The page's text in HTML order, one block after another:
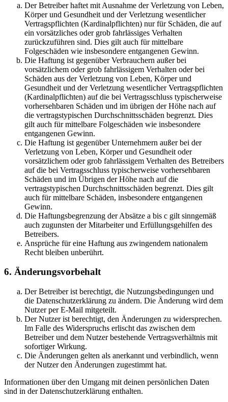
Der Betreiber haftet mit Ausnahme der Verletzung von Leben,
Körper und Gesundheit und der Verletzung wesentlicher
Vertragspflichten (Kardinalpflichten) nur für Schäden, die auf
ein vorsätzliches oder grob fahrlässiges Verhalten
zurückzuführen sind. Dies gilt auch für mittelbare
Folgeschäden wie insbesondere entgangenen Gewinn.
Die Haftung ist gegenüber Verbrauchern außer bei
vorsätzlichem oder grob fahrlässigem Verhalten oder bei
Schäden aus der Verletzung von Leben, Körper und
Gesundheit und der Verletzung wesentlicher Vertragspflichten
(Kardinalpflichten) auf die bei Vertragsschluss typischerweise
vorhersehbaren Schäden und im übrigen der Höhe nach auf
die vertragstypischen Durchschnittsschäden begrenzt. Dies
gilt auch für mittelbare Folgeschäden wie insbesondere
entgangenen Gewinn.
Die Haftung ist gegenüber Unternehmern außer bei der
Verletzung von Leben, Körper und Gesundheit oder
vorsätzlichem oder grob fahrlässigem Verhalten des Betreibers
auf die bei Vertragsschluss typischerweise vorhersehbaren
Schäden und im Übrigen der Höhe nach auf die
vertragstypischen Durchschnittsschäden begrenzt. Dies gilt
auch für mittelbare Schäden, insbesondere entgangenen
Gewinn.
Die Haftungsbegrenzung der Absätze a bis c gilt sinngemäß
auch zugunsten der Mitarbeiter und Erfüllungsgehilfen des
Betreibers.
Ansprüche für eine Haftung aus zwingendem nationalem
Recht bleiben unberührt.
6. Änderungsvorbehalt
Der Betreiber ist berechtigt, die Nutzungsbedingungen und
die Datenschutzerklärung zu ändern. Die Änderung wird dem
Nutzer per E-Mail mitgeteilt.
Der Nutzer ist berechtigt, den Änderungen zu widersprechen.
Im Falle des Widerspruchs erlischt das zwischen dem
Betreiber und dem Nutzer bestehende Vertragsverhältnis mit
sofortiger Wirkung.
Die Änderungen gelten als anerkannt und verbindlich, wenn
der Nutzer den Änderungen zugestimmt hat.
Informationen über den Umgang mit deinen persönlichen Daten
sind in der Datenschutzerklärung enthalten.